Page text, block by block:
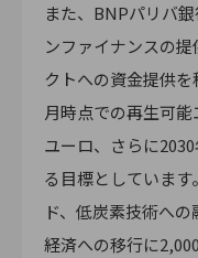
また、BNPパリバ
ンファイナンスの
クトへの資金提供
月時点での再生可
ユーロ、さらに
る目標としています
ド、低炭素技術へ
経済への移行に